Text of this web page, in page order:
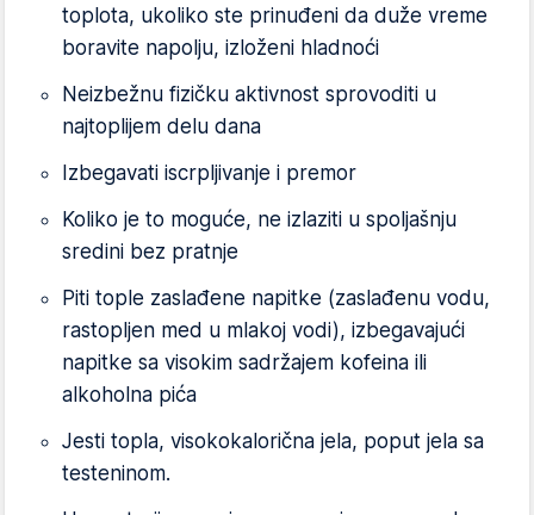
toplota, ukoliko ste prinuđeni da duže vreme
boravite napolju, izloženi hladnoći
Neizbežnu fizičku aktivnost sprovoditi u
najtoplijem delu dana
Izbegavati iscrpljivanje i premor
Koliko je to moguće, ne izlaziti u spoljašnju
sredini bez pratnje
Piti tople zaslađene napitke (zaslađenu vodu,
rastopljen med u mlakoj vodi), izbegavajući
napitke sa visokim sadržajem kofeina ili
alkoholna pića
Jesti topla, visokokalorična jela, poput jela sa
testeninom.